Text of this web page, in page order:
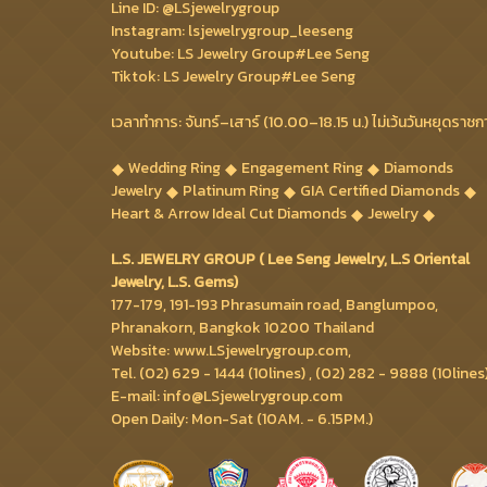
Line ID: @LSjewelrygroup
Instagram: lsjewelrygroup_leeseng
Youtube: LS Jewelry Group#Lee Seng
Tiktok: LS Jewelry Group#Lee Seng
เวลาทำการ: จันทร์–เสาร์ (10.00–18.15 น.) ไม่เว้นวันหยุดราช
Wedding Ring
Engagement Ring
Diamonds
Jewelry
Platinum Ring
GIA Certified Diamonds
Heart & Arrow Ideal Cut Diamonds
Jewelry
L.S. JEWELRY GROUP ( Lee Seng Jewelry, L.S Oriental
Jewelry, L.S. Gems)
177-179, 191-193 Phrasumain road, Banglumpoo,
Phranakorn, Bangkok 10200 Thailand
Website: www.LSjewelrygroup.com,
Tel. (02) 629 - 1444 (10lines) , (02) 282 - 9888
E-mail: info@LSjewelrygroup.com
Open Daily: Mon-Sat (10AM. - 6.15PM.)